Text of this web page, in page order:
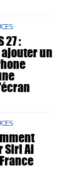
27 :
un
Siri AI